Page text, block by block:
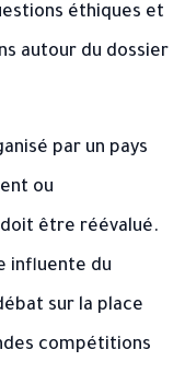
éthiques et
autour du dossier
par un pays
ou
doit être réévalué.
influente du
sur la place
compétitions